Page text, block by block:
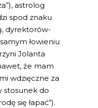
astrolog
spod znaku
dyrektorów-
łowieniu
Jolanta
że mam
wdzięczne za
stosunek do
się łapać”).